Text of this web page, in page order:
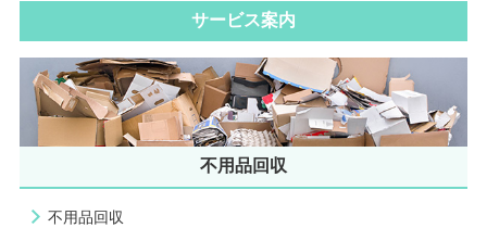
サービス案内
不用品回収
不用品回収